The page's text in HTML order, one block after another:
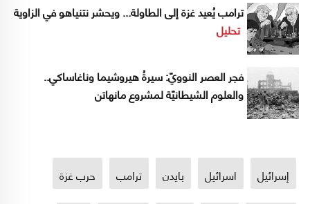
ترامب يُعيد غزة إلى الطاولة... ويحشر نتنياهو في الزاوية
تحليل
فجر العصر النوويّ: سيرةُ هيروشيما وناغاساكي..
والعلوم الشيطانيّة لمشروع مانهاتن
إسرائيل اسرائيل بايدن ترامب حرب غزة